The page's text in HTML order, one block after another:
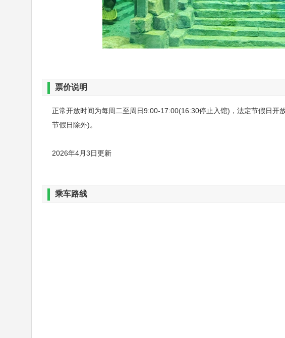
票价说明
正常开放时间为每周二至周日9:00-17:00(16:30停止入馆)，法定节假日开
节假日除外)。
2026年4月3日更新
乘车路线